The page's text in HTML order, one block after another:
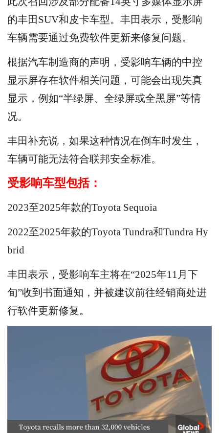
的丰田SUV和皮卡车型。丰田表示，受影响
车辆需要通过免费软件更新来修复问题。
根据汽车制造商的声明，受影响车辆的中控
显示屏存在软件相关问题，可能会出现失真
显示，例如“半绿屏、全绿屏或全黑屏”等情
况。
丰田补充说，如果这种情况在倒车时发生，
车辆可能无法符合联邦安全标准。
受影响车型包括：
2023至2025年款的Toyota Sequoia
2022至2025年款的Toyota Tundra和Tundra Hy
brid
丰田表示，受影响车主将在“2025年11月下
旬”收到书面通知，并被建议前往经销商处进
行软件更新修复。